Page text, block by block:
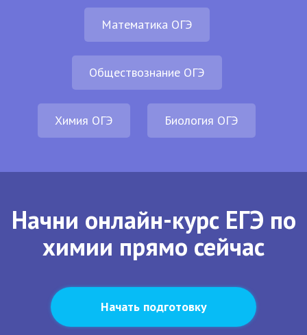
Математика ОГЭ
Обществознание ОГЭ
Химия ОГЭ Биология ОГЭ
Начни онлайн-курс ЕГЭ по
химии прямо сейчас
Начать подготовку